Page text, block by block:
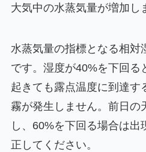
大気中の水蒸気量が増加し
水蒸気量の指標となる相対
です。湿度が40%を下回る
起きても露点温度に到達す
霧が発生しません。前日の
し、60%を下回る場合は出
正してください。